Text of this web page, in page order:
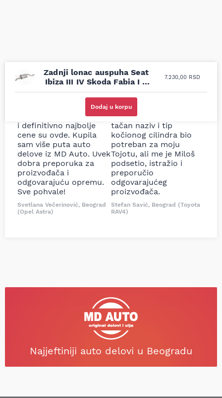
Zadnji lonac auspuha Seat
Ibiza III IV Skoda Fabia I II
VW Polo 1.2 1.2 LPG 01-15
7.230,00 RSD
Dodaj u korpu
Uporedila sam sve
prodavnice auto delova
i definitivno najbolje
cene su ovde. Kupila
sam više puta auto
delove iz MD Auto. Uvek
dobra preporuka za
proizvođača i
odgovarajuću opremu.
Sve pohvale!
Svetlana Večerinović, Beograd
(Opel Astra)
Odlična usluga i
ljubazni prodavci.
Nisam bio siguran koji je
tačan naziv i tip
kočionog cilindra bio
potreban za moju
Tojotu, ali me je Miloš
podsetio, istražio i
preporučio
odgovarajućeg
proizvođača.
Stefan Savić, Beograd (Toyota
RAV4)
Najjeftiniji auto delovi u Beogradu